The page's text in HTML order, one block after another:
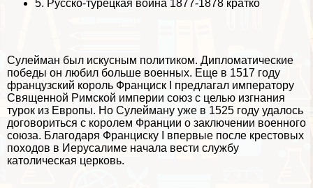
5. Русско-турецкая война 1877-1878 кратко
Сулейман был искусным политиком. Дипломатические
победы он любил больше военных. Еще в 1517 году
французский король Франциск I предлагал императору
Священной Римской империи союз с целью изгнания
турок из Европы. Но Сулейману уже в 1525 году удалось
договориться с королем Франции о заключении военного
союза. Благодаря Франциску I впервые после крестовых
походов в Иерусалиме начала вести службу
католическая церковь.